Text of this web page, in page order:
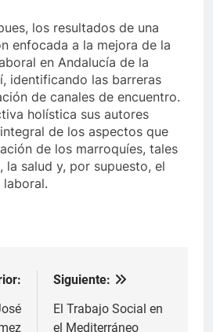
los resultados de una
enfocada a la mejora de la
en Andalucía de la
identificando las barreras
de canales de encuentro.
holística sus autores
de los aspectos que
de los marroquíes, tales
la salud y, por supuesto, el
Siguiente:
El Trabajo Social en
el Mediterráneo